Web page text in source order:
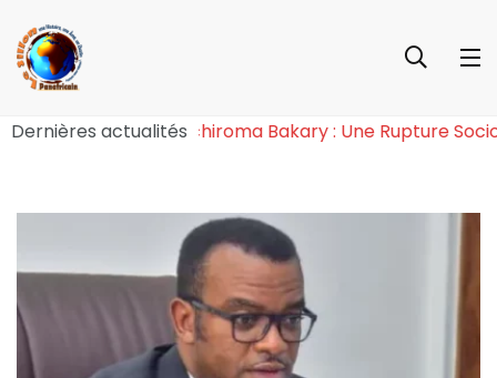
Dernières actualitésde l’Effet Tchiroma Bakary : Une Rupture